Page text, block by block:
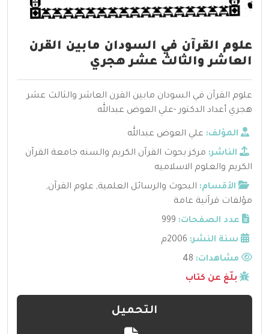
علوم القرآن في السودان مابين القرن
العاشر والثالث عشر هجري
علوم القرآن في السودان مابين القرن العاشر والثالث عشر
هجري أعداد الدكتور -علي العوض عبدالله
المؤلف: علي العوض عبدالله
الناشر: مركز بحوث القرآن الكريم والسنه جامعة القرآن
الكريم والعلوم الاسلاميه
الأقسام: البحوث والرسائل العلمية, علوم القرآن,
مؤلفات قرآنية عامة
عدد الصفحات: 999
سنة النشر: 2006م
مشاهدات:
بلّغ عن كتاب
التحميل